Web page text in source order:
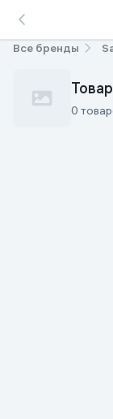
Все бренды
0